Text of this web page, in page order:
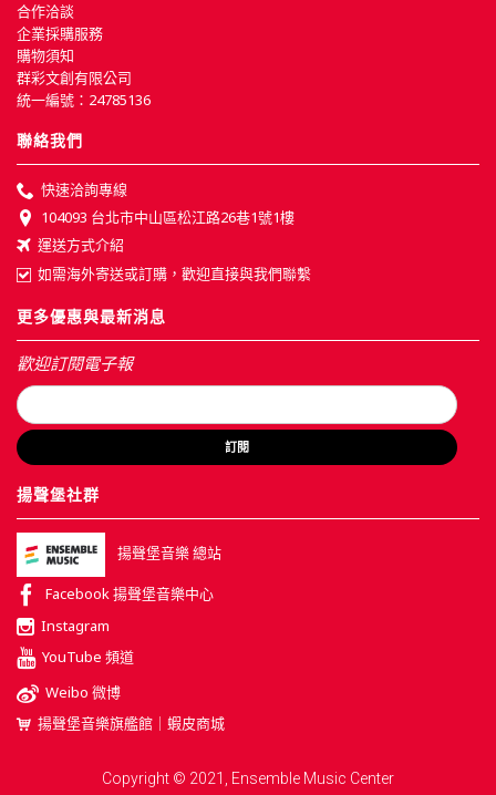
合作洽談
企業採購服務
購物須知
群彩文創有限公司
統一編號：24785136
聯絡我們
快速洽詢專線
104093 台北市中山區松江路26巷1號1樓
運送方式介紹
如需海外寄送或訂購，歡迎直接與我們聯繫
更多優惠與最新消息
歡迎訂閱電子報
訂閱
揚聲堡社群
揚聲堡音樂 總站
Facebook 揚聲堡音樂中心
Instagram
YouTube 頻道
Weibo 微博
揚聲堡音樂旗艦館｜蝦皮商城
Copyright © 2021, Ensemble Music Center